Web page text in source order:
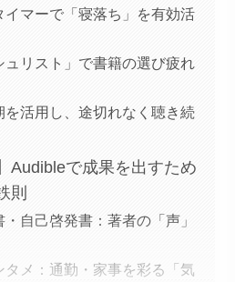
イマーで「寝落ち」を有効活
ュリスト」で書籍の選び疲れ
を活用し、途切れなく聴き続
Audibleで成果を出すため
則
・自己啓発書：著者の「声」
タメ：通勤・家事を彩る「気